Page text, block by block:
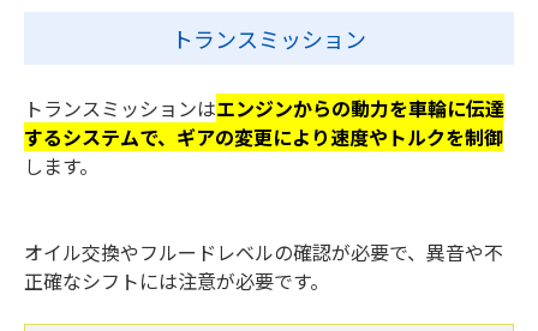
トランスミッション
トランスミッションはエンジンからの動力を車輪に伝達
するシステムで、ギアの変更により速度やトルクを制御
します。
オイル交換やフルードレベルの確認が必要で、異音や不
正確なシフトには注意が必要です。